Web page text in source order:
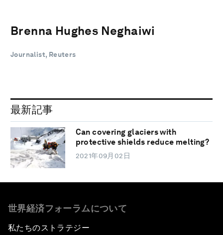
Brenna Hughes Neghaiwi
Journalist, Reuters
最新記事
Can covering glaciers with
protective shields reduce melting?
2021年09月02日
世界経済フォーラムについて
私たちのストラテジー